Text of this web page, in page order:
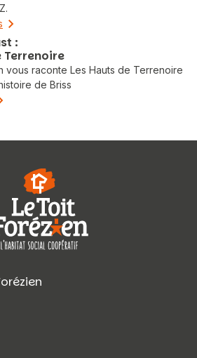
:
Terrenoire
vous raconte Les Hauts de Terrenoire
de Briss